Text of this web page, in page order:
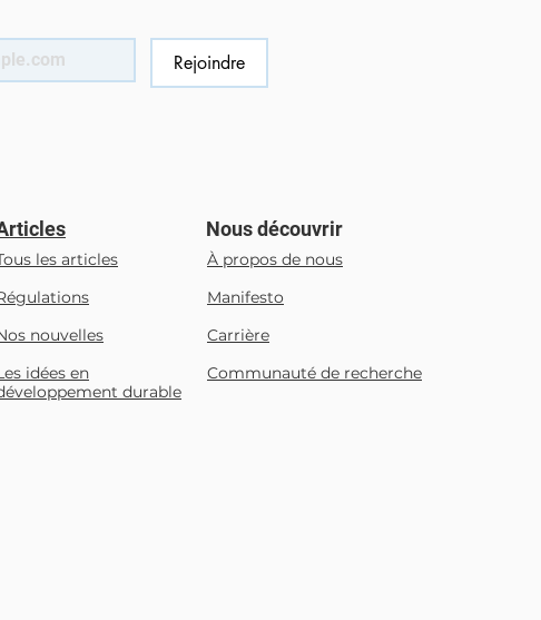
inquiétudes.
Rejoindre
Nous découvrir
les articles
nouvelles
idées en
durable
À propos de nous
Manifesto
Carrière
Communauté de recherche